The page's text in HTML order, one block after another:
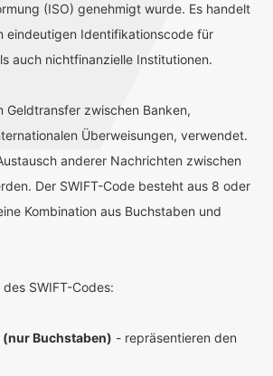
(ISO) genehmigt wurde. Es handelt
eindeutigen Identifikationscode für
auch nichtfinanzielle Institutionen.
Geldtransfer zwischen Banken,
Überweisungen, verwendet.
anderer Nachrichten zwischen
Der SWIFT-Code besteht aus 8 oder
Kombination aus Buchstaben und
SWIFT-Codes:
(nur Buchstaben) - repräsentieren den